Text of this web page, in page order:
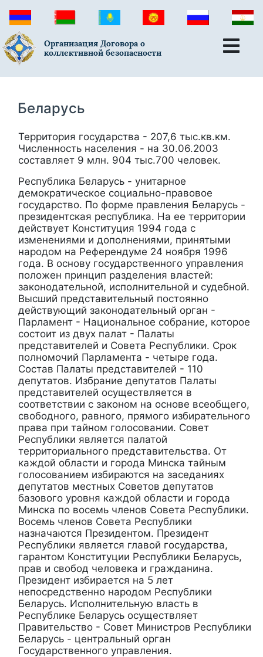
Организация Договора о
коллективной безопасности
Беларусь
Территория государства - 207,6 тыс.кв.км.
Численность населения - на 30.06.2003
составляет 9 млн. 904 тыс.700 человек.
Республика Беларусь - унитарное
демократическое социально-правовое
государство. По форме правления Беларусь -
президентская республика. На ее территории
действует Конституция 1994 года с
изменениями и дополнениями, принятыми
народом на Референдуме 24 ноября 1996
года. В основу государственного управления
положен принцип разделения властей:
законодательной, исполнительной и судебной.
Высший представительный постоянно
действующий законодательный орган -
Парламент - Национальное собрание, которое
состоит из двух палат - Палаты
представителей и Совета Республики. Срок
полномочий Парламента - четыре года.
Состав Палаты представителей - 110
депутатов. Избрание депутатов Палаты
представителей осуществляется в
соответствии с законом на основе всеобщего,
свободного, равного, прямого избирательного
права при тайном голосовании. Совет
Республики является палатой
территориального представительства. От
каждой области и города Минска тайным
голосованием избираются на заседаниях
депутатов местных Советов депутатов
базового уровня каждой области и города
Минска по восемь членов Совета Республики.
Восемь членов Совета Республики
назначаются Президентом. Президент
Республики является главой государства,
гарантом Конституции Республики Беларусь,
прав и свобод человека и гражданина.
Президент избирается на 5 лет
непосредственно народом Республики
Беларусь. Исполнительную власть в
Республике Беларусь осуществляет
Правительство - Совет Министров Республики
Беларусь - центральный орган
Государственного управления.